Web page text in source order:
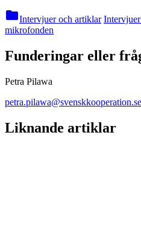
folderIntervjuer och artiklar
mikrofonden
Funderingar eller
Petra Pilawa
petra.pilawa@svenskkooperation.se
Liknande artiklar